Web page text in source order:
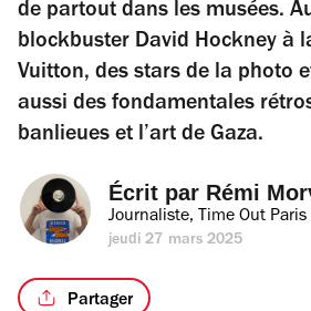
de partout dans les musées.
blockbuster David Hockney à
Vuitton, des stars de la photo
aussi des fondamentales
banlieues et l’art de Gaza.
Écrit par Rémi
Journaliste, Time Out Paris
jeudi 27 mars 2025
Partager